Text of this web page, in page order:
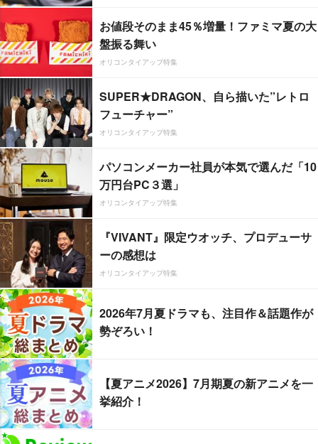
お値段そのまま45％増量！ファミマ夏の大
盤振る舞い
オリコンタイアップ特集
SUPER★DRAGON、自ら描いた”レトロ
フューチャー”
オリコンタイアップ特集
パソコンメーカー社員が本気で選んだ「10
万円台PC３選」
オリコンタイアップ特集
『VIVANT』限定ウオッチ、プロデューサ
ーの感想は
オリコンタイアップ特集
2026年7月夏ドラマも、注目作＆話題作が
勢ぞろい！
【夏アニメ2026】7月期夏の新アニメを一
挙紹介！